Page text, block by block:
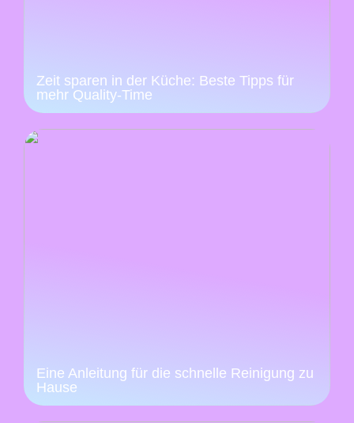
Zeit sparen in der Küche: Beste Tipps für
mehr Quality-Time
Eine Anleitung für die schnelle Reinigung zu
Hause